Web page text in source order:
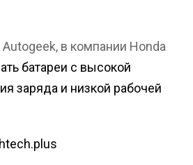
в компании Honda
батареи с высокой
заряда и низкой рабочей